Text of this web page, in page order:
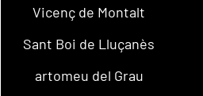
Vicenç de Montalt
Sant Boi de Lluçanès
artomeu del Grau